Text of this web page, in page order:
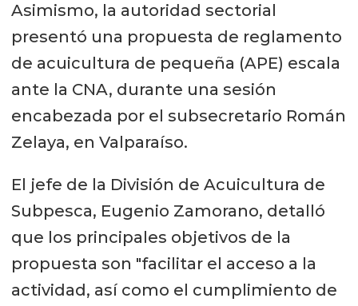
Asimismo, la autoridad sectorial
presentó una propuesta de reglamento
de acuicultura de pequeña (APE) escala
ante la CNA, durante una sesión
encabezada por el subsecretario Román
Zelaya, en Valparaíso.
El jefe de la División de Acuicultura de
Subpesca, Eugenio Zamorano, detalló
que los principales objetivos de la
propuesta son "facilitar el acceso a la
actividad, así como el cumplimiento de